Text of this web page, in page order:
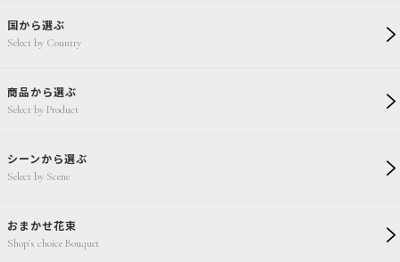
国から選ぶ
Select by Country
商品から選ぶ
Select by Product
シーンから選ぶ
Select by Scene
おまかせ花束
Shop's choice Bouquet